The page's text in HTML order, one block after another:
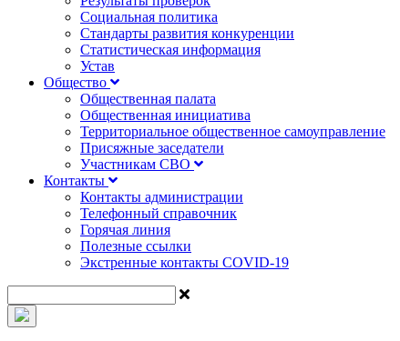
Социальная политика
Стандарты развития конкуренции
Статистическая информация
Устав
Общество
Общественная палата
Общественная инициатива
Территориальное общественное самоуправление
Присяжные заседатели
Участникам СВО
Контакты
Контакты администрации
Телефонный справочник
Горячая линия
Полезные ссылки
Экстренные контакты COVID-19